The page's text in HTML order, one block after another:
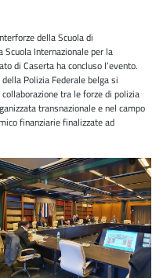
della Scuola di
Scuola Internazionale per la
di Caserta ha concluso l’evento.
Polizia Federale belga si
tra le forze di polizia
transnazionale e nel campo
finanziarie finalizzate ad